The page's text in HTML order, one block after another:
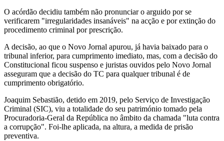
O acórdão decidiu também não pronunciar o arguido por se
verificarem "irregularidades insanáveis" na acção e por extinção do
procedimento criminal por prescrição.
A decisão, ao que o Novo Jornal apurou, já havia baixado para o
tribunal inferior, para cumprimento imediato, mas, com a decisão do
Constitucional ficou suspenso e juristas ouvidos pelo Novo Jornal
asseguram que a decisão do TC para qualquer tribunal é de
cumprimento obrigatório.
Joaquim Sebastião, detido em 2019, pelo Serviço de Investigação
Criminal (SIC), viu a totalidade do seu património tomado pela
Procuradoria-Geral da República no âmbito da chamada "luta contra
a corrupção". Foi-lhe aplicada, na altura, a medida de prisão
preventiva.